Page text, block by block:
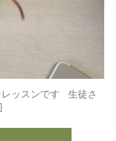
ッスンです 生徒さ